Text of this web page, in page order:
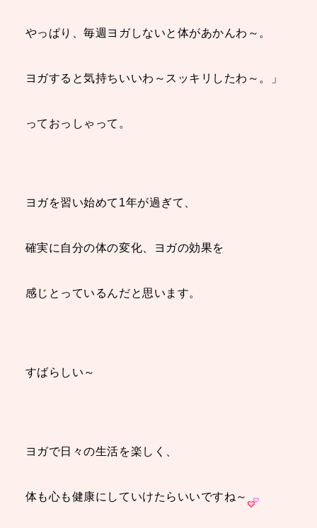
やっぱり、毎週ヨガしないと体があかんわ～。
ヨガすると気持ちいいわ～スッキリしたわ～。」
っておっしゃって。
ヨガを習い始めて1年が過ぎて、
確実に自分の体の変化、ヨガの効果を
感じとっているんだと思います。
すばらしい～
ヨガで日々の生活を楽しく、
体も心も健康にしていけたらいいですね～